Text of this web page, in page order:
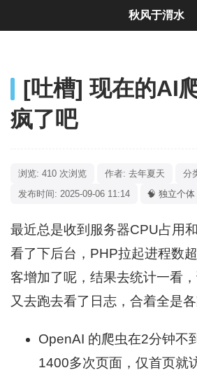
[吐槽] 现在的AI
疯了吧
浏览: 410 次浏览 作者: 去年夏天 分
发布时间: 2025-09-06 11:14
🧠 独立个体
最近总是收到服务器CPU占用
看了下后台，PHP拉起进程数
客增加了呢，结果去统计一看
又去跑去看了日志，合着全是
OpenAI 的爬虫在2分钟不
1400多次页面，仅首页就
秋风于渭水